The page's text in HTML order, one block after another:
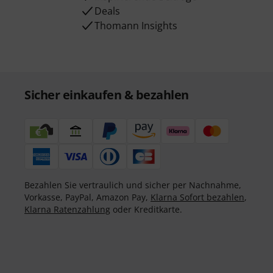
Deals
Thomann Insights
Sicher einkaufen & bezahlen
Bezahlen Sie vertraulich und sicher per Nachnahme,
Vorkasse, PayPal, Amazon Pay, Klarna Sofort bezahlen,
Klarna Ratenzahlung oder Kreditkarte.